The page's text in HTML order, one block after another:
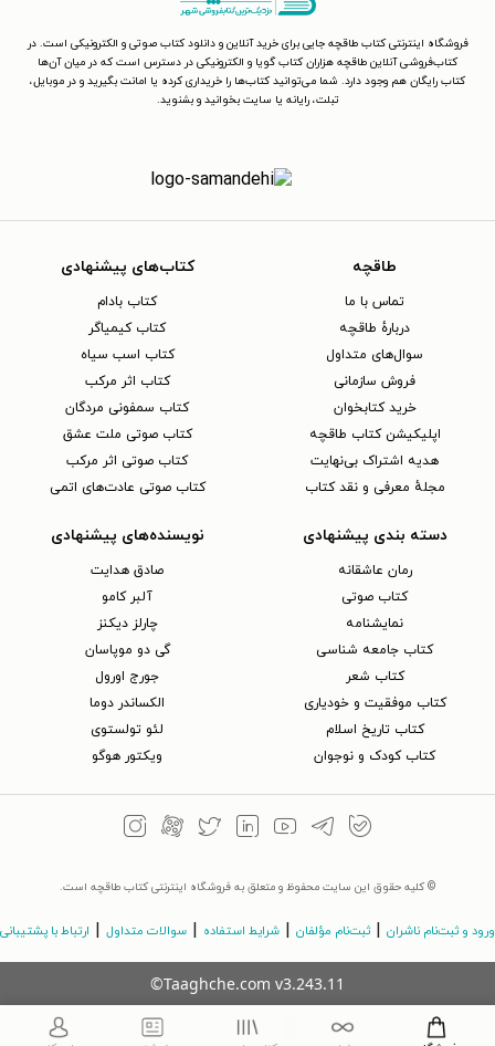
فروشگاه اینترنتی کتاب طاقچه جایی برای خرید آنلاین و دانلود کتاب صوتی و الکترونیکی است. در
کتاب‌فروشی آنلاین طاقچه هزاران کتاب گویا و الکترونیکی در دسترس است که در میان آن‌ها
کتاب رایگان هم وجود دارد. شما می‌توانید کتاب‌ها را خریداری کرده یا امانت بگیرید و در موبایل،
تبلت، رایانه یا سایت بخوانید و بشنوید.
طاقچه
تماس با ما
دربارهٔ طاقچه
سوال‌های متداول
فروش سازمانی
خرید کتابخوان
اپلیکیشن کتاب طاقچه
هدیه اشتراک بی‌نهایت
مجلهٔ معرفی و نقد کتاب
کتاب‌های پیشنهادی
کتاب بادام
کتاب کیمیاگر
کتاب اسب سیاه
کتاب اثر مرکب
کتاب سمفونی مردگان
کتاب صوتی ملت عشق
کتاب صوتی اثر مرکب
کتاب صوتی عادت‌های اتمی
دسته بندی پیشنهادی
رمان عاشقانه
کتاب‌ صوتی
نمایشنامه
کتاب جامعه شناسی
کتاب شعر
کتاب موفقیت و خودیاری
کتاب تاریخ اسلام
کتاب کودک و نوجوان
نویسنده‌های پیشنهادی
صادق هدایت
آلبر کامو
چارلز دیکنز
گی دو موپاسان
جورج اورول
الکساندر دوما
لئو تولستوی
ویکتور هوگو
© کلیه حقوق این سایت محفوظ و متعلق به فروشگاه اینترنتی کتاب طاقچه است.
ورود و ثبت‌نام ناشران ثبت‌نام مؤلفان شرایط استفاده سوالات متداول ارتباط با پشتیبانی
©Taaghche.com v3.243.11